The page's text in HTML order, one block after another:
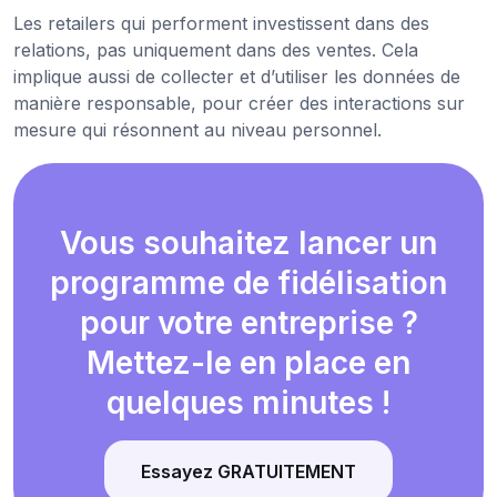
Les retailers qui performent investissent dans des
relations, pas uniquement dans des ventes. Cela
implique aussi de collecter et d’utiliser les données de
manière responsable, pour créer des interactions sur
mesure qui résonnent au niveau personnel.
Vous souhaitez lancer un
programme de fidélisation
pour votre entreprise ?
Mettez-le en place en
quelques minutes !
Essayez GRATUITEMENT